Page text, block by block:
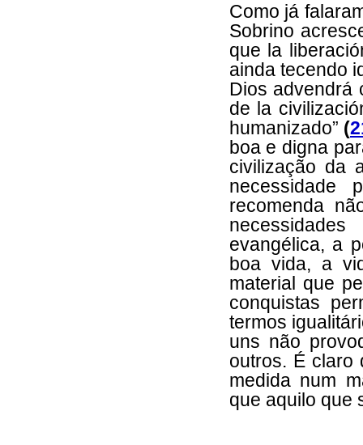
Como já
Sobrino
que la
ainda tecendo
Dios advendrá
de la
humanizado” (
boa e digna
civilização da
necessidade
recomenda
evangélica, a
boa vida, a
material que
conquistas
termos
uns não
outros. É claro
medida num
que aquilo que